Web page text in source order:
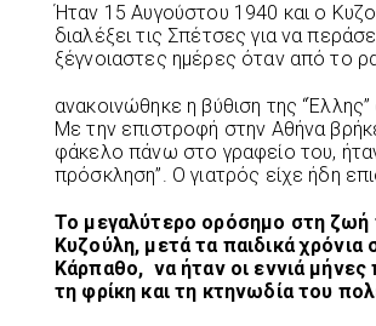
Ήταν 15 Αυγούστου 1940 και ο
διαλέξει τις Σπέτσες για να
ξέγνοιαστες ημέρες όταν από το
ανακοινώθηκε η βύθιση της
Με την επιστροφή στην Αθήνα
φάκελο πάνω στο γραφείο του,
πρόσκληση”. Ο γιατρός είχε ήδη
Το μεγαλύτερο ορόσημο στη ζωή
Κυζούλη, μετά τα παιδικά χρόνια
Κάρπαθο, να ήταν οι εννιά μήνες
τη φρίκη και τη κτηνωδία του